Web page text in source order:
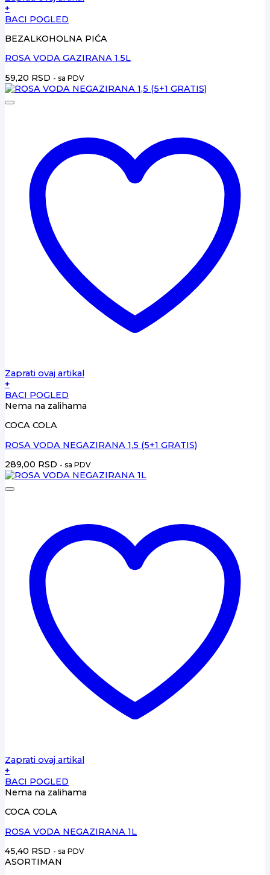
+
BACI POGLED
BEZALKOHOLNA PIĆA
ROSA VODA GAZIRANA 1.5L
59,20 RSD - sa PDV
Zaprati ovaj artikal
+
BACI POGLED
Nema na zalihama
COCA COLA
ROSA VODA NEGAZIRANA 1,5 (5+1 GRATIS)
289,00 RSD - sa PDV
Zaprati ovaj artikal
+
BACI POGLED
Nema na zalihama
COCA COLA
ROSA VODA NEGAZIRANA 1L
45,40 RSD - sa PDV
ASORTIMAN